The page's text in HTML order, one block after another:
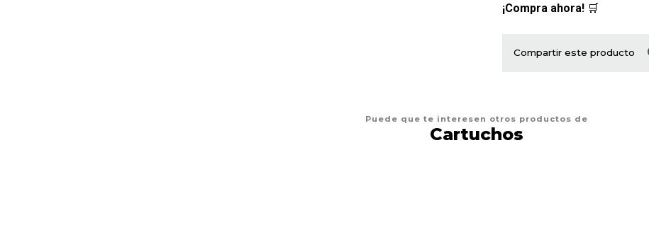
¡Compra ahora! 🛒
Compartir este producto
Puede que te interesen otros productos de
Cartuchos